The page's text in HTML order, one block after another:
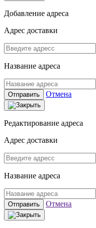
Добавление адреса
Адрес доставки
Название адреса
Отправить Отмена
Редактирование адреса
Адрес доставки
Название адреса
Отправить Отмена